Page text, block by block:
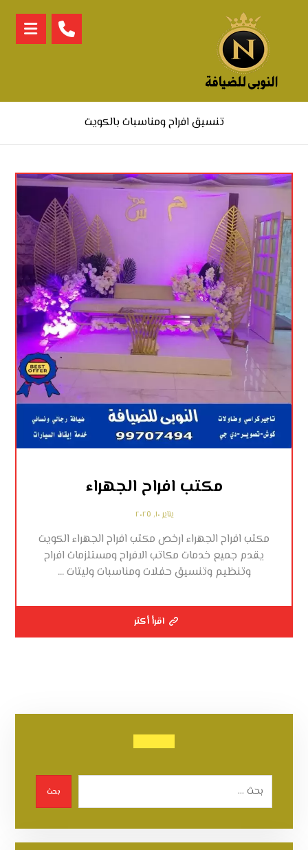
تنسيق افراح ومناسبات بالكويت
مكتب افراح الجهراء
يناير ١٠, ٢٠٢٥
مكتب افراح الجهراء ارخص مكتب افراح الجهراء الكويت
يقدم جميع خدمات مكاتب الافراح ومستلزمات افراح
وتنظيم وتنسيق حفلات ومناسبات وليتات ...
اقرأ أكثر
بحث